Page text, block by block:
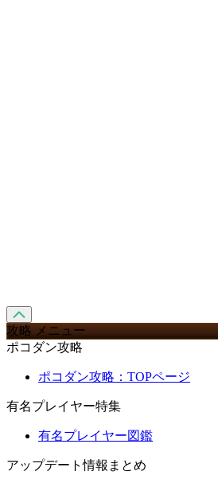
攻略 メニュー
ポコダン攻略
ポコダン攻略：TOPページ
有名プレイヤー特集
有名プレイヤー図鑑
アップデート情報まとめ